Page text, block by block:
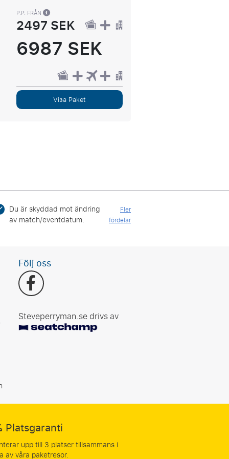
P.P. FRÅN
2497 SEK
6987 SEK
Visa Paket
Du är skyddad mot ändring
av match/eventdatum.
Fler
fördelar
Följ oss
Steveperryman.se drivs av
Platsgaranti
upp till 3 platser tillsammans i
av våra paketresor.